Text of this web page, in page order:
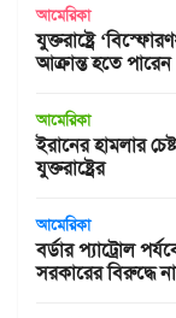
আমেরিকা
যুক্তরাষ্ট্রে
আক্রান্ত হতে
আমেরিকা
ইরানের হামলার
যুক্তরাষ্ট্রের
আমেরিকা
বর্ডার প্যাট্রোল
সরকারের বিরুদ্ধে